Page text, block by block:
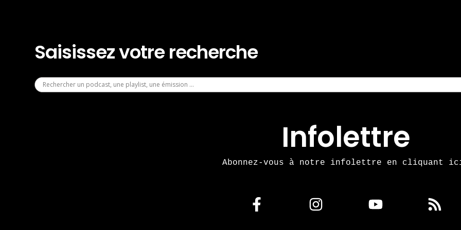
Saisissez votre recherche
Infolettre
Abonnez-vous à notre infolettre en cliquant